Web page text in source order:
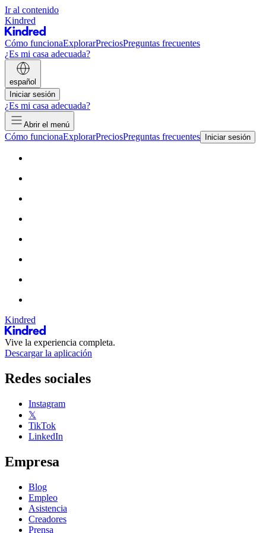
Ir al contenido
Kindred
Cómo funcionaExplorarPreciosPreguntas frecuentes
¿Es mi casa adecuada?
español
Iniciar sesión
¿Es mi casa adecuada?
Abrir el menú
Cómo funcionaExplorarPreciosPreguntas frecuentes Iniciar sesión
Kindred
Vive la experiencia completa.
Descargar la aplicación
Redes sociales
Instagram
𝕏
TikTok
LinkedIn
Empresa
Blog
Empleo
Asistencia
Creadores
Prensa